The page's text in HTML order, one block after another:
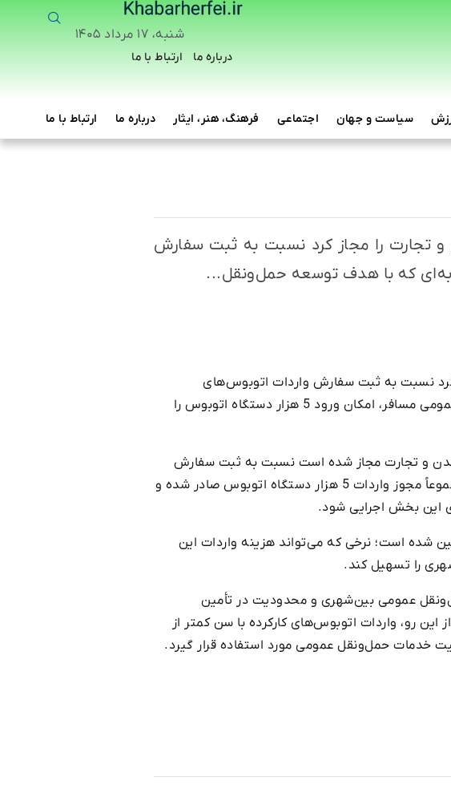
شنبه، ۱۷ مرداد ۱۴۰۵
درباره ما ارتباط با ما
سیاست و جهان اجتماعی فرهنگ، هنر، ایثار درباره ما ارتباط با ما
تجارت را مجاز کرد نسبت به ثبت سفارش
که با هدف توسعه حمل‌ونقل...
نسبت به ثبت سفارش واردات اتوبوس‌های
برون‌شهری با عمر کمتر از پنج سال اقدام کند؛ مصوبه‌ای که با هدف توسعه حمل‌ونقل عمومی مسافر، امکان ورود 5 هزار دستگاه اتوبوس را
و تجارت مجاز شده است نسبت به ثبت سفارش
واردات اتوبوس‌های برون‌شهری با عمر کمتر از پنج سال اقدام کند. طبق این مصوبه، مجموعاً مجوز واردات 5 هزار دستگاه اتوبوس صادر شده و
این بخش اجرایی شود.
بازرگانی واردات اتوبوس‌های حمل‌ونقل عمومی نیز 5 درصد تعیین شده است؛ نرخی که می‌تواند هزینه واردات این
را تسهیل کند.
عمومی بین‌شهری و محدودیت در تأمین
رو، واردات اتوبوس‌های کارکرده با سن کمتر از
خدمات حمل‌ونقل عمومی مورد استفاده قرار گیرد.